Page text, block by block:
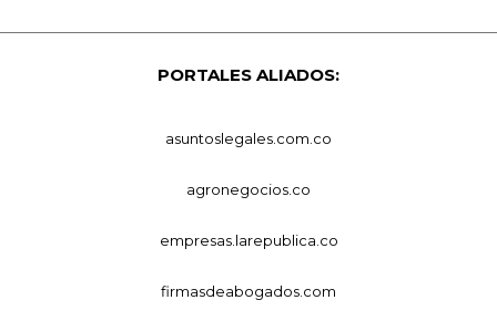
PORTALES ALIADOS:
asuntoslegales.com.co
agronegocios.co
empresas.larepublica.co
firmasdeabogados.com